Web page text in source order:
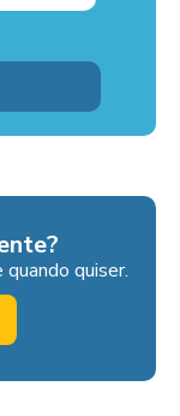
quiser.